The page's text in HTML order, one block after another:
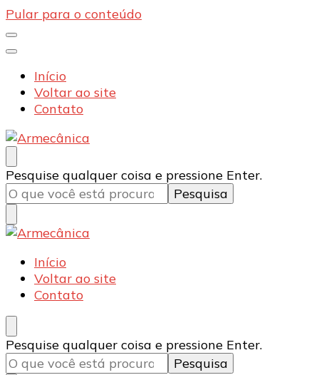
Pular para o conteúdo
Início
Voltar ao site
Contato
Armecânica
Blog
Procurando
algo?
Pesquise qualquer coisa e pressione Enter.
Armecânica
Blog
Início
Voltar ao site
Contato
Procurando
algo?
Pesquise qualquer coisa e pressione Enter.